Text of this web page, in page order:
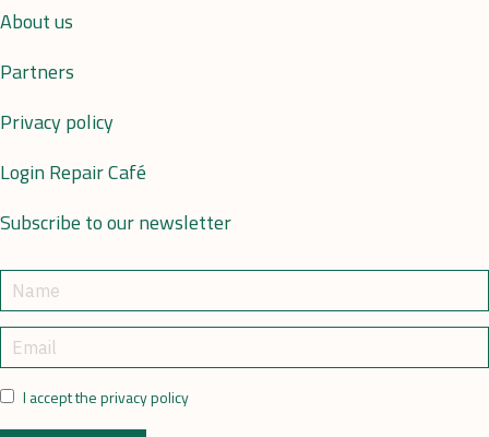
About us
Partners
Privacy policy
Login Repair Café
Subscribe to our newsletter
I accept the privacy policy